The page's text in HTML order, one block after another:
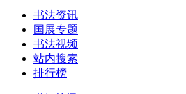
书法资讯
国展专题
书法视频
站内搜索
排行榜